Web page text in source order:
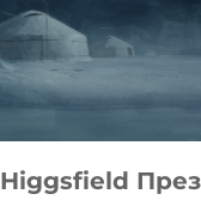
Higgsfield